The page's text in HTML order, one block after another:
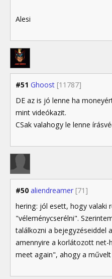
Alesi
#51 Ghoost [11787]
DE az is jó lenne ha
mint videókazit.
CSak valahogy le lenne
#50 aliendreamer [71]
hering: jól esett, hogy valaki
"véleménycserélni".
találkozni a bejegyzéseiddel
amennyire a korlátozott net-
meet again", ahogy a